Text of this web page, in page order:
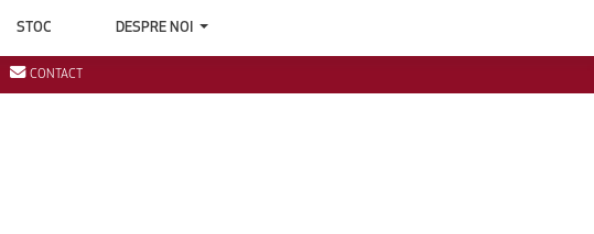
STOC DESPRE NOI
CONTACT